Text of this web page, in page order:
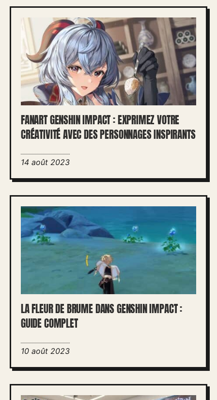
FANART GENSHIN IMPACT : EXPRIMEZ VOTRE
CRÉATIVITÉ AVEC DES PERSONNAGES INSPIRANTS
14 août 2023
LA FLEUR DE BRUME DANS GENSHIN IMPACT :
GUIDE COMPLET
10 août 2023